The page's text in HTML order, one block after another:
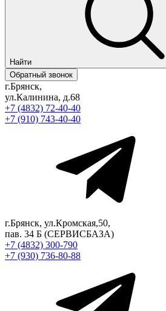
Найти
Обратный звонок
г.Брянск,
ул.Калинина, д.68
+7 (4832) 72-40-40
+7 (910) 743-40-40
г.Брянск, ул.Кромская,50,
пав. 34 Б (СЕРВИСБАЗА)
+7 (4832) 300-790
+7 (930) 736-80-88